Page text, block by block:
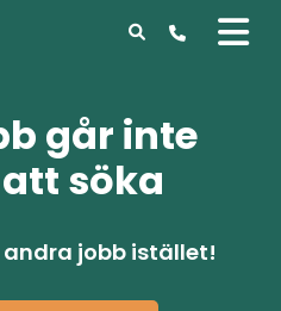
går inte
söka
andra jobb istället!